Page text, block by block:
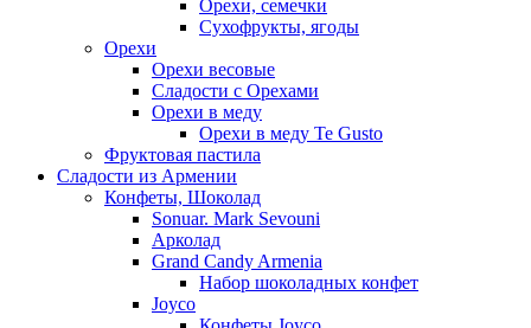
Орехи, семечки
Сухофрукты, ягоды
Орехи
Орехи весовые
Сладости с Орехами
Орехи в меду
Орехи в меду Te Gusto
Фруктовая пастила
Сладости из Армении
Конфеты, Шоколад
Sonuar. Mark Sevouni
Арколад
Grand Candy Armenia
Набор шоколадных конфет
Joyco